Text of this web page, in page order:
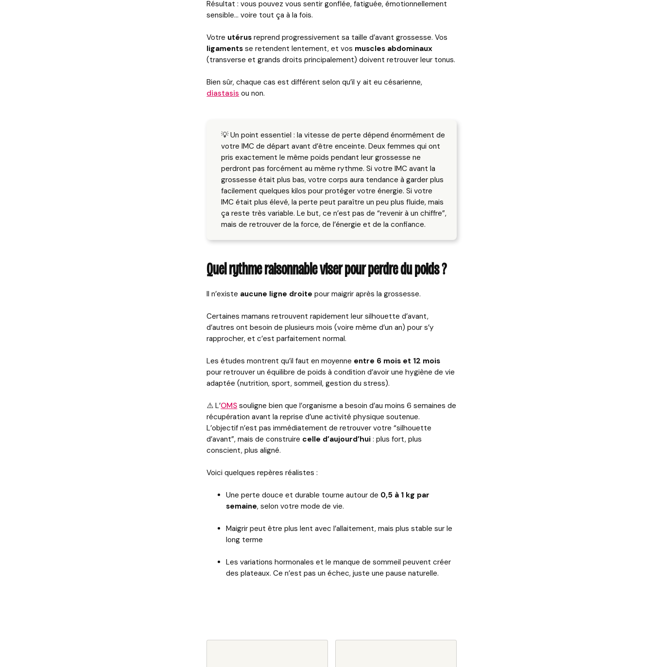
Résultat : vous pouvez vous sentir gonflée, fatiguée, émotionnellement
sensible… voire tout ça à la fois.
Votre utérus reprend progressivement sa taille d’avant grossesse. Vos
ligaments se retendent lentement, et vos muscles abdominaux
(transverse et grands droits principalement) doivent retrouver leur tonus.
Bien sûr, chaque cas est différent selon qu’il y ait eu césarienne,
diastasis ou non.
💡 Un point essentiel : la vitesse de perte dépend énormément de
votre IMC de départ avant d’être enceinte. Deux femmes qui ont
pris exactement le même poids pendant leur grossesse ne
perdront pas forcément au même rythme. Si votre IMC avant la
grossesse était plus bas, votre corps aura tendance à garder plus
facilement quelques kilos pour protéger votre énergie. Si votre
IMC était plus élevé, la perte peut paraître un peu plus fluide, mais
ça reste très variable. Le but, ce n’est pas de “revenir à un chiffre”,
mais de retrouver de la force, de l’énergie et de la confiance.
Quel rythme raisonnable viser pour perdre du poids ?
Il n’existe aucune ligne droite pour maigrir après la grossesse.
Certaines mamans retrouvent rapidement leur silhouette d’avant,
d’autres ont besoin de plusieurs mois (voire même d’un an) pour s’y
rapprocher, et c’est parfaitement normal.
Les études montrent qu’il faut en moyenne entre 6 mois et 12 mois
pour retrouver un équilibre de poids à condition d’avoir une hygiène de vie
adaptée (nutrition, sport, sommeil, gestion du stress).
⚠️ L’OMS souligne bien que l’organisme a besoin d’au moins 6 semaines de
récupération avant la reprise d’une activité physique soutenue.
L’objectif n’est pas immédiatement de retrouver votre “silhouette
d’avant”, mais de construire celle d’aujourd’hui : plus fort, plus
conscient, plus aligné.
Voici quelques repères réalistes :
Une perte douce et durable tourne autour de 0,5 à 1 kg par
semaine, selon votre mode de vie.
Maigrir peut être plus lent avec l’allaitement, mais plus stable sur le
long terme
Les variations hormonales et le manque de sommeil peuvent créer
des plateaux. Ce n’est pas un échec, juste une pause naturelle.